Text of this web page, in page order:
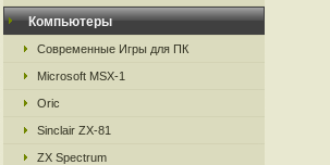
Компьютеры
Современные Игры для ПК
Microsoft MSX-1
Oric
Sinclair ZX-81
ZX Spectrum